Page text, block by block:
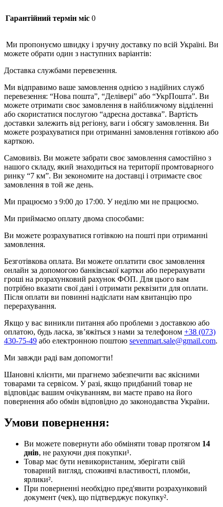
Гарантійний термін міс 0
Ми пропонуємо швидку і зручну доставку по всій Україні. Ви
можете обрати один з наступних варіантів:
Доставка службами перевезення.
Ми відправимо ваше замовлення однією з надійних служб
перевезення: “Нова пошта”, “Делівері” або “УкрПошта”. Ви
можете отримати своє замовлення в найближчому відділенні
або скористатися послугою “адресна доставка”. Вартість
доставки залежить від регіону, ваги і обсягу замовлення. Ви
можете розрахуватися при отриманні замовлення готівкою або
карткою.
Самовивіз. Ви можете забрати своє замовлення самостійно з
нашого складу, який знаходиться на території промтоварного
ринку “7 км”. Ви зекономите на доставці і отримаєте своє
замовлення в той же день.
Ми працюємо з 9:00 до 17:00. У неділю ми не працюємо.
Ми приймаємо оплату двома способами:
Ви можете розрахуватися готівкою на пошті при отриманні
замовлення.
Безготівкова оплата. Ви можете оплатити своє замовлення
онлайн за допомогою банківської картки або перерахувати
гроші на розрахунковий рахунок ФОП. Для цього вам
потрібно вказати свої дані і отримати реквізити для оплати.
Після оплати ви повинні надіслати нам квитанцію про
перерахування.
Якщо у вас виникли питання або проблеми з доставкою або
оплатою, будь ласка, зв’яжіться з нами за телефоном +38 (073)
430-75-49 або електронною поштою sevenmart.sale@gmail.com.
Ми завжди раді вам допомогти!
Шановні клієнти, ми прагнемо забезпечити вас якісними
товарами та сервісом. У разі, якщо придбаний товар не
відповідає вашим очікуванням, ви маєте право на його
повернення або обмін відповідно до законодавства України.
Умови повернення:
Ви можете повернути або обміняти товар протягом 14
днів, не рахуючи дня покупки¹.
Товар має бути невикористаним, зберігати свій
товарний вигляд, споживчі властивості, пломби,
ярлики².
При поверненні необхідно пред'явити розрахунковий
документ (чек), що підтверджує покупку².